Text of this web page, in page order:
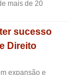
mais de 20
sucesso
Direito
expansão e